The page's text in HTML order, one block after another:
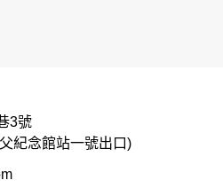
3號
紀念館站一號出口)